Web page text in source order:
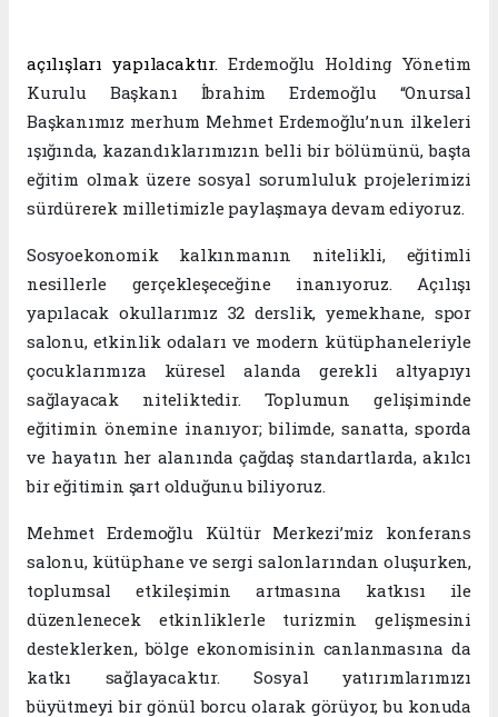
açılışları yapılacaktır. Erdemoğlu Holding Yönetim
Kurulu Başkanı İbrahim Erdemoğlu “Onursal
Başkanımız merhum Mehmet Erdemoğlu’nun ilkeleri
ışığında, kazandıklarımızın belli bir bölümünü, başta
eğitim olmak üzere sosyal sorumluluk projelerimizi
sürdürerek milletimizle paylaşmaya devam ediyoruz.
Sosyoekonomik kalkınmanın nitelikli, eğitimli
nesillerle gerçekleşeceğine inanıyoruz. Açılışı
yapılacak okullarımız 32 derslik, yemekhane, spor
salonu, etkinlik odaları ve modern kütüphaneleriyle
çocuklarımıza küresel alanda gerekli altyapıyı
sağlayacak niteliktedir. Toplumun gelişiminde
eğitimin önemine inanıyor; bilimde, sanatta, sporda
ve hayatın her alanında çağdaş standartlarda, akılcı
bir eğitimin şart olduğunu biliyoruz.
Mehmet Erdemoğlu Kültür Merkezi’miz konferans
salonu, kütüphane ve sergi salonlarından oluşurken,
toplumsal etkileşimin artmasına katkısı ile
düzenlenecek etkinliklerle turizmin gelişmesini
desteklerken, bölge ekonomisinin canlanmasına da
katkı sağlayacaktır.Sosyal yatırımlarımızı
büyütmeyi bir gönül borcu olarak görüyor, bu konuda